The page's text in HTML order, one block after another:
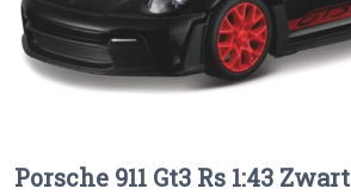
Porsche 911 Gt3 Rs 1:43 Zwart